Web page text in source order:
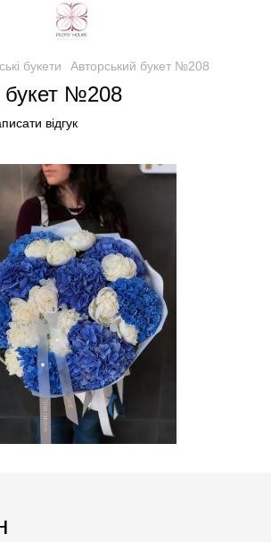
букети Авторський букет №208
букет №208
відгук